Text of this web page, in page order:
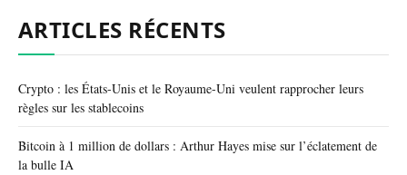
ARTICLES RÉCENTS
Crypto : les États-Unis et le Royaume-Uni veulent rapprocher leurs
règles sur les stablecoins
Bitcoin à 1 million de dollars : Arthur Hayes mise sur l’éclatement de
la bulle IA